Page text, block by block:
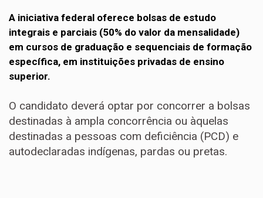
A iniciativa federal oferece bolsas de estudo
integrais e parciais (50% do valor da mensalidade)
em cursos de graduação e sequenciais de formação
específica, em instituições privadas de ensino
superior.
O candidato deverá optar por concorrer a bolsas
destinadas à ampla concorrência ou àquelas
destinadas a pessoas com deficiência (PCD) e
autodeclaradas indígenas, pardas ou pretas.